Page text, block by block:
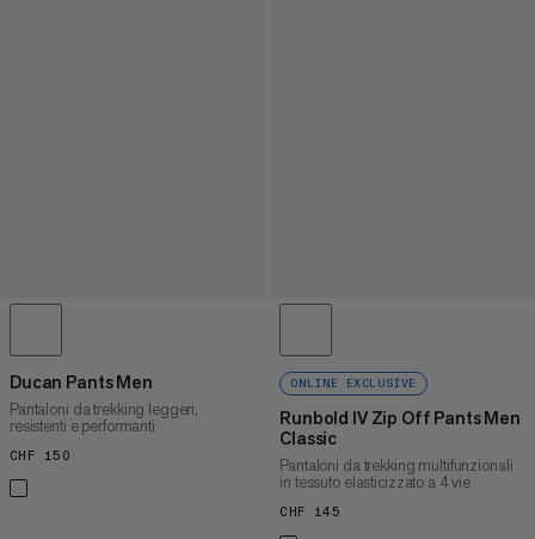
Ducan Pants Men
Pantaloni da trekking leggeri,
resistenti e performanti
CHF 150
ONLINE EXCLUSIVE
Runbold IV Zip Off Pants Men
Classic
Pantaloni da trekking multifunzionali
in tessuto elasticizzato a 4 vie
CHF 145